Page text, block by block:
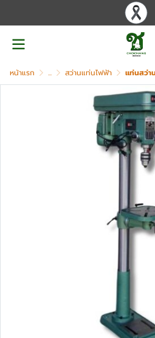
หน้าแรก ... สว่านแท่นไฟฟ้า แท่นสว่าน